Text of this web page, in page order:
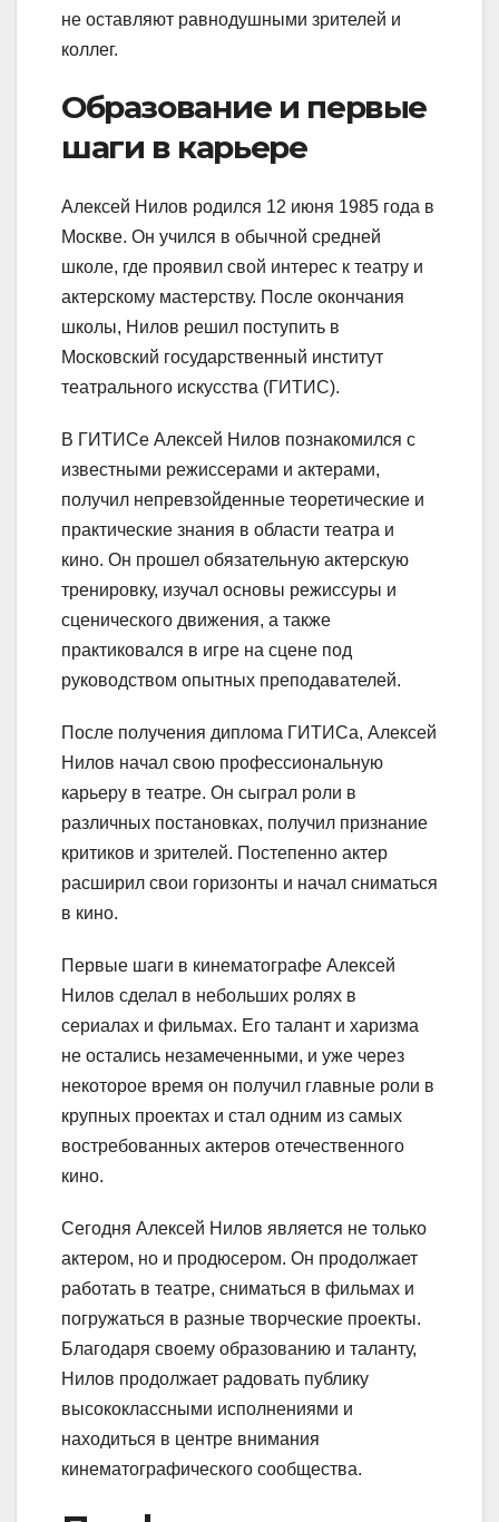
не оставляют равнодушными зрителей и
коллег.
Образование и первые
шаги в карьере
Алексей Нилов родился 12 июня 1985 года в
Москве. Он учился в обычной средней
школе, где проявил свой интерес к театру и
актерскому мастерству. После окончания
школы, Нилов решил поступить в
Московский государственный институт
театрального искусства (ГИТИС).
В ГИТИСе Алексей Нилов познакомился с
известными режиссерами и актерами,
получил непревзойденные теоретические и
практические знания в области театра и
кино. Он прошел обязательную актерскую
тренировку, изучал основы режиссуры и
сценического движения, а также
практиковался в игре на сцене под
руководством опытных преподавателей.
После получения диплома ГИТИСа, Алексей
Нилов начал свою профессиональную
карьеру в театре. Он сыграл роли в
различных постановках, получил признание
критиков и зрителей. Постепенно актер
расширил свои горизонты и начал сниматься
в кино.
Первые шаги в кинематографе Алексей
Нилов сделал в небольших ролях в
сериалах и фильмах. Его талант и харизма
не остались незамеченными, и уже через
некоторое время он получил главные роли в
крупных проектах и стал одним из самых
востребованных актеров отечественного
кино.
Сегодня Алексей Нилов является не только
актером, но и продюсером. Он продолжает
работать в театре, сниматься в фильмах и
погружаться в разные творческие проекты.
Благодаря своему образованию и таланту,
Нилов продолжает радовать публику
высококлассными исполнениями и
находиться в центре внимания
кинематографического сообщества.